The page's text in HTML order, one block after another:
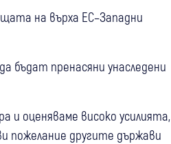
на върха ЕС–Западни
бъдат пренасяни унаследени
и оценяваме високо усилията,
пожелание другите държави